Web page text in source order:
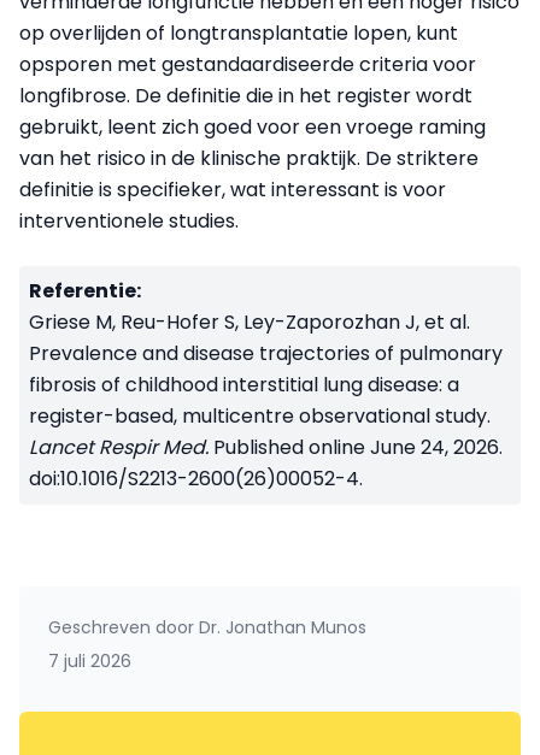
op overlijden of longtransplantatie lopen, kunt
opsporen met gestandaardiseerde criteria voor
longfibrose. De definitie die in het register wordt
gebruikt, leent zich goed voor een vroege raming
van het risico in de klinische praktijk. De striktere
definitie is specifieker, wat interessant is voor
interventionele studies.
Referentie:
Griese M, Reu-Hofer S, Ley-Zaporozhan J, et al.
Prevalence and disease trajectories of pulmonary
fibrosis of childhood interstitial lung disease: a
register-based, multicentre observational study.
Lancet Respir Med. Published online June 24, 2026.
doi:10.1016/S2213-2600(26)00052-4.
Geschreven door Dr. Jonathan Munos
7 juli 2026